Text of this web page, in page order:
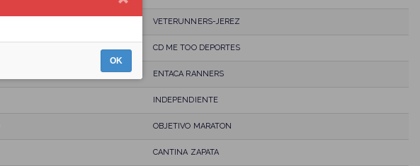
VETERUNNERS-JEREZ
CD ME TOO DEPORTES
ENTACA RANNERS
INDEPENDIENTE
OBJETIVO MARATON
CANTINA ZAPATA
OK